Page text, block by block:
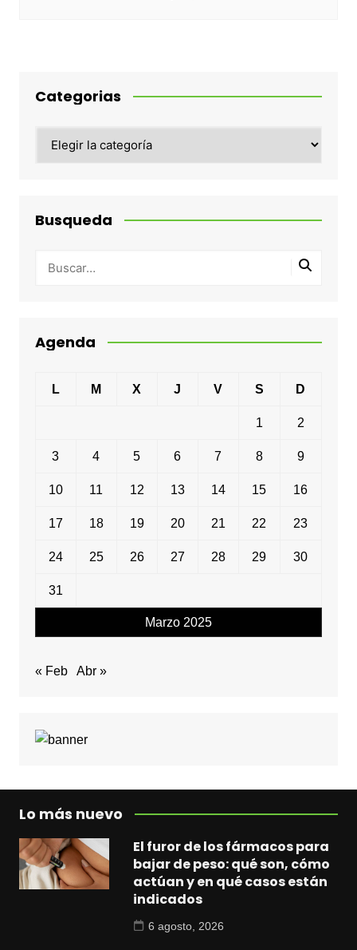
Categorias
Busqueda
Agenda
Marzo 2025
L M X J V S D
1 2
3 4 5 6 7 8 9
10 11 12 13 14 15 16
17 18 19 20 21 22 23
24 25 26 27 28 29 30
31
« Feb Abr »
Lo más nuevo
El furor de los fármacos para
bajar de peso: qué son, cómo
actúan y en qué casos están
indicados
6 agosto, 2026